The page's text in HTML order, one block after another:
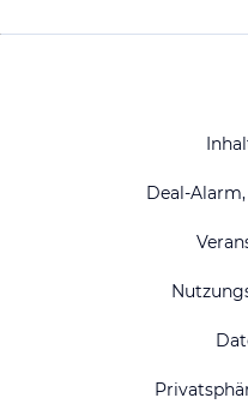
Deal-